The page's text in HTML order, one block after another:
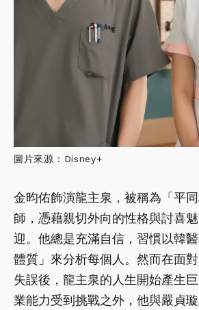
圖片來源：Disney+
金昀佑飾演龍主泉，被稱為「平
師，憑藉親切外向的性格與討喜
迎。他總是充滿自信，習慣以韓
體質」來分析每個人。然而在面
失誤後，龍主泉的人生開始產生
業能力受到挑戰之外，他與嚴貞